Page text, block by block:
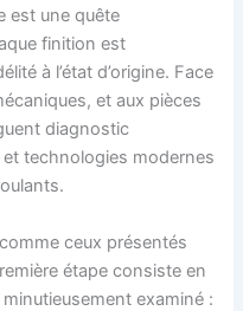
est une quête
finition est
à l’état d’origine. Face
et aux pièces
diagnostic
technologies modernes
ceux présentés
étape consiste en
examiné :